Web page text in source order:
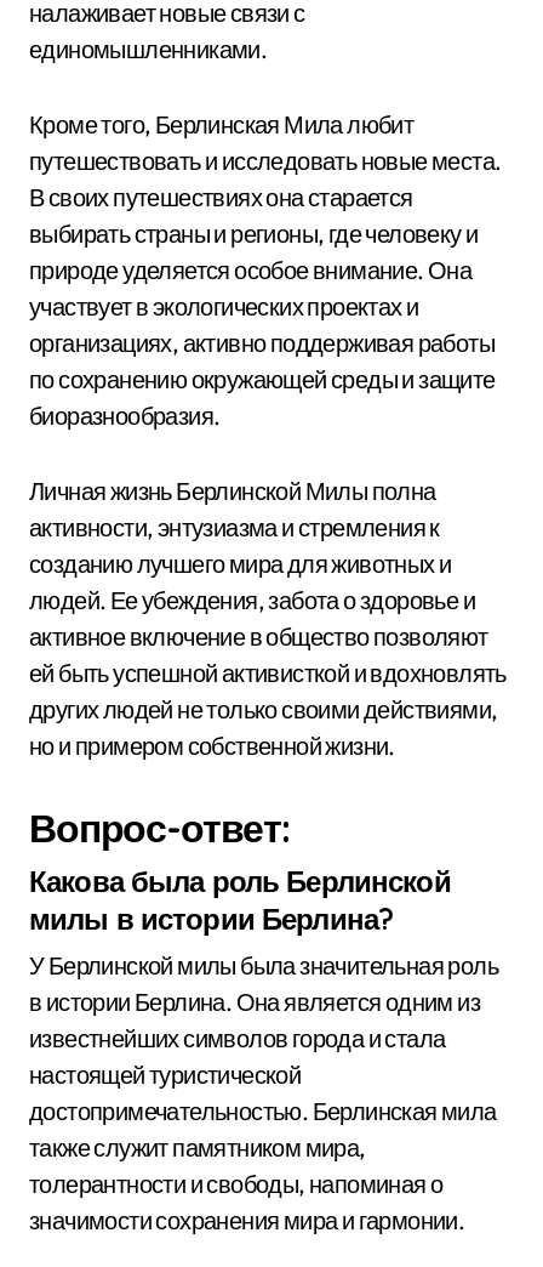
налаживает новые связи с
единомышленниками.
Кроме того, Берлинская Мила любит
путешествовать и исследовать новые места.
В своих путешествиях она старается
выбирать страны и регионы, где человеку и
природе уделяется особое внимание. Она
участвует в экологических проектах и
организациях, активно поддерживая работы
по сохранению окружающей среды и защите
биоразнообразия.
Личная жизнь Берлинской Милы полна
активности, энтузиазма и стремления к
созданию лучшего мира для животных и
людей. Ее убеждения, забота о здоровье и
активное включение в общество позволяют
ей быть успешной активисткой и вдохновлять
других людей не только своими действиями,
но и примером собственной жизни.
Вопрос-ответ:
Какова была роль Берлинской
милы в истории Берлина?
У Берлинской милы была значительная роль
в истории Берлина. Она является одним из
известнейших символов города и стала
настоящей туристической
достопримечательностью. Берлинская мила
также служит памятником мира,
толерантности и свободы, напоминая о
значимости сохранения мира и гармонии.